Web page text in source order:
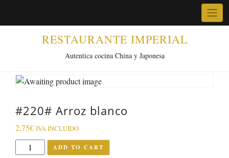
RESTAURANTE IMPERIAL
Autentica cocina China y Japonesa
#220# Arroz blanco
2,75€ IVA INCLUIDO
#220#
ADD TO CART